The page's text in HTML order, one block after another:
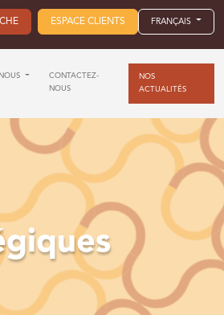
ESPACE CLIENTS FRANÇAIS
CONTACTEZ-
NOUS
NOS
ACTUALITÉS